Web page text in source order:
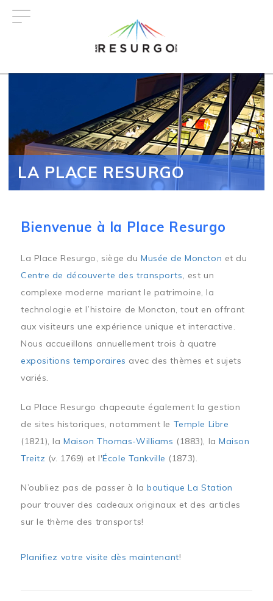
LA PLACE RESURGO
Bienvenue à la Place Resurgo
La Place Resurgo, siège duMusée de Moncton et du
Centre de découverte des transports, est un
complexe moderne mariant le patrimoine, la
technologie et l’histoire de Moncton, tout en offrant
aux visiteurs une expérience unique et interactive.
Nous accueillons annuellement trois à quatre
expositions temporaires avec des thèmes et sujets
variés.
La Place Resurgo chapeaute également la gestion
de sites historiques, notamment le Temple Libre
(1821), laMaison Thomas-Williams (1883), laMaison
Treitz (v. 1769) et l'École Tankville (1873).
N’oubliez pas de passer à laboutique La Station
pour trouver des cadeaux originaux et des articles
sur le thème des transports!
Planifiez votre visite dès maintenant!